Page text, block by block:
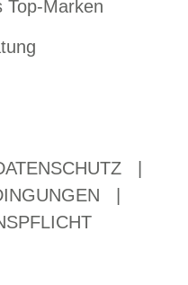
Top-Marken